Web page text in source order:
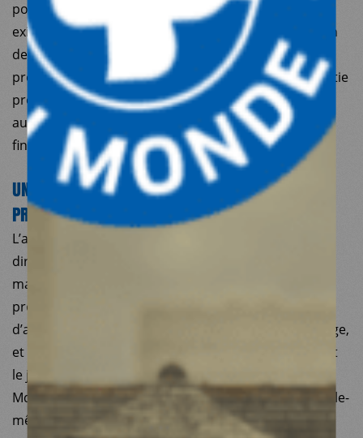
possibilité de renforcer certaines procédures
existantes, mais ont tous conclu à une bonne gestion
des fonds et à une correcte application des
procédures. Par ailleurs, les mêmes bailleurs, en partie
probablement sur la base des conclusions de ces
audits, ont renouvelé leur confiance et leurs
financements à MdM Turquie.
UN CONFLIT D’INTÉRÊT AVEC UNE SOCIÉTÉ
PRODUCTRICE DE SAVON D’ALEP ?
L’article instille le doute quant à la probité des
dirigeants sur un conflit d’intérêt qui serait en effet
majeur dans l’hypothèse où MdM aurait soutenu un
projet d’initiative privée. Pourtant, là aussi, il s’agit
d’allégations fausses, sur la base d’un seul témoignage,
et qui s’avèrent infondées puisque, comme le conclut
le journaliste sur ce point, aucun lien n’existe entre
MdM et cette entité privée, hormis le fait qu’elle ait elle-
même fait des dons à notre organisation.